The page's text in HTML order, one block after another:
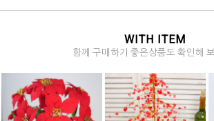
WITH ITEM
함께 구매하기 좋은상품도 확인해